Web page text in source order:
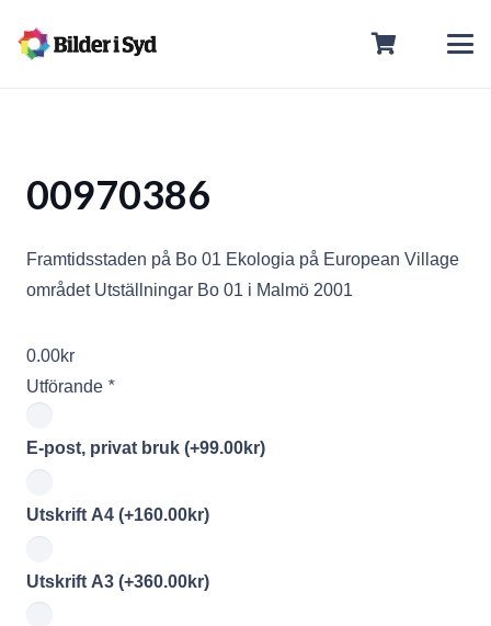
00970386
Framtidsstaden på Bo 01 Ekologia på European Village
området Utställningar Bo 01 i Malmö 2001
0.00kr
Utförande *
E-post, privat bruk (+99.00kr)
Utskrift A4 (+160.00kr)
Utskrift A3 (+360.00kr)